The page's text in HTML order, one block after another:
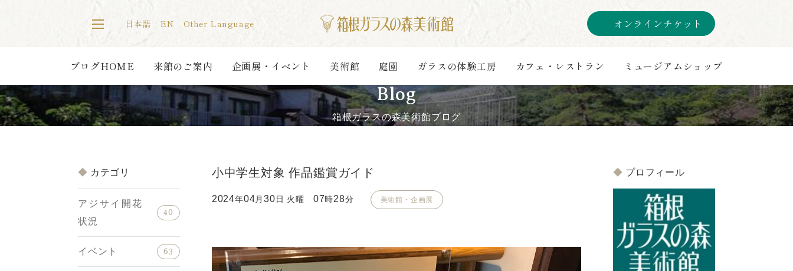
日本語 EN Other Language オンラインチケット
ブログHOME 来館のご案内 企画展・イベント 美術館 庭園 ガラスの体験工房 カフェ・レストラン ミュージアムショップ
Blog
箱根ガラスの森美術館ブログ
カテゴリ
アジサイ開花
状況
40
イベント 63
小中学生対象 作品鑑賞ガイド
2024年04月30 日 火曜 07時28分 美術館・企画展
プロフィール